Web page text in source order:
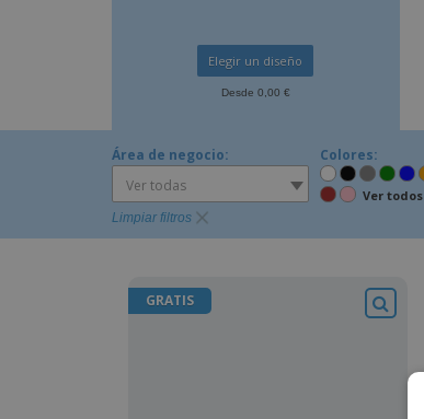
Elegir un diseño
Desde 0,00 €
Área de negocio:
Ver todas
Colores:
Ver todos
Limpiar filtros
GRATIS